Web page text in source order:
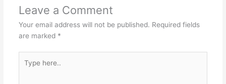
Leave a Comment
Your email address will not be published. Required fields
are marked *
here..